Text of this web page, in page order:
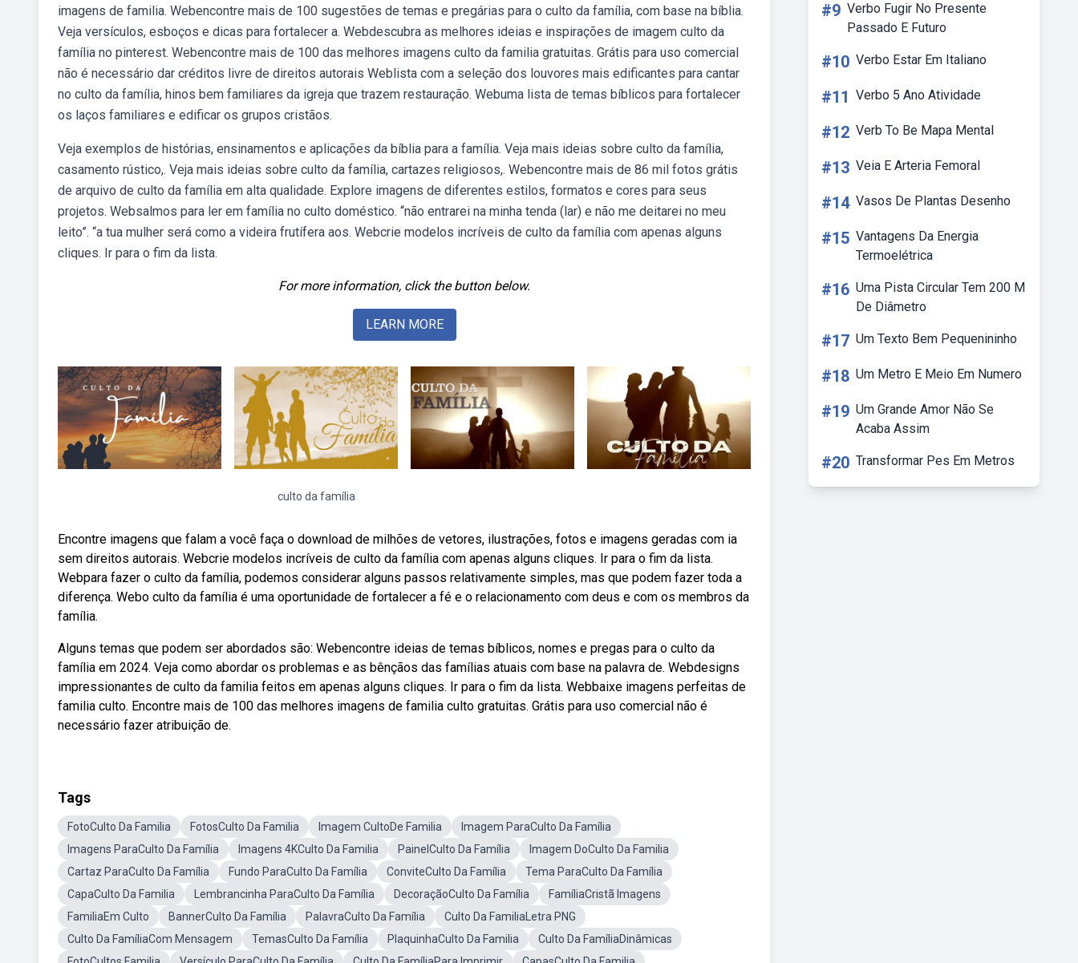
imagens de familia. Webencontre mais de 100 sugestões de temas e pregárias para o culto da família, com base na bíblia.
Veja versículos, esboços e dicas para fortalecer a. Webdescubra as melhores ideias e inspirações de imagem culto da
família no pinterest. Webencontre mais de 100 das melhores imagens culto da familia gratuitas. Grátis para uso comercial
não é necessário dar créditos livre de direitos autorais Weblista com a seleção dos louvores mais edificantes para cantar
no culto da família, hinos bem familiares da igreja que trazem restauração. Webuma lista de temas bíblicos para fortalecer
os laços familiares e edificar os grupos cristãos.
Veja exemplos de histórias, ensinamentos e aplicações da bíblia para a família. Veja mais ideias sobre culto da família,
casamento rústico,. Veja mais ideias sobre culto da família, cartazes religiosos,. Webencontre mais de 86 mil fotos grátis
de arquivo de culto da família em alta qualidade. Explore imagens de diferentes estilos, formatos e cores para seus
projetos. Websalmos para ler em família no culto doméstico. “não entrarei na minha tenda (lar) e não me deitarei no meu
leito”. “a tua mulher será como a videira frutífera aos. Webcrie modelos incríveis de culto da família com apenas alguns
cliques. Ir para o fim da lista.
For more information, click the button below.
LEARN MORE
culto da família
Encontre imagens que falam a você faça o download de milhões de vetores, ilustrações, fotos e imagens geradas com ia
sem direitos autorais. Webcrie modelos incríveis de culto da família com apenas alguns cliques. Ir para o fim da lista.
Webpara fazer o culto da família, podemos considerar alguns passos relativamente simples, mas que podem fazer toda a
diferença. Webo culto da família é uma oportunidade de fortalecer a fé e o relacionamento com deus e com os membros da
família.
Alguns temas que podem ser abordados são: Webencontre ideias de temas bíblicos, nomes e pregas para o culto da
família em 2024. Veja como abordar os problemas e as bênçãos das famílias atuais com base na palavra de. Webdesigns
impressionantes de culto da familia feitos em apenas alguns cliques. Ir para o fim da lista. Webbaixe imagens perfeitas de
familia culto. Encontre mais de 100 das melhores imagens de familia culto gratuitas. Grátis para uso comercial não é
necessário fazer atribuição de.
Tags
FotoCulto Da Familia FotosCulto Da Familia Imagem CultoDe Familia
Imagem ParaCulto Da Família
Imagens ParaCulto Da Família
Imagens 4KCulto Da Familia PainelCulto Da Família
Imagem DoCulto Da Familia
Cartaz ParaCulto Da Família
Fundo ParaCulto Da Família ConviteCulto Da Família
Tema ParaCulto Da Família
CapaCulto Da Familia
Lembrancinha ParaCulto Da Família DecoraçãoCulto Da Família
FamíliaCristã Imagens
FamiliaEm Culto
BannerCulto Da Família PalavraCulto Da Família
Culto Da FamiliaLetra PNG
Culto Da FamíliaCom Mensagem
TemasCulto Da Família PlaquinhaCulto Da Familia
Culto Da FamíliaDinâmicas
#9 Verbo Fugir No Presente
Passado E Futuro
#10 Verbo Estar Em Italiano
#11 Verbo 5 Ano Atividade
#12 Verb To Be Mapa Mental
#13 Veia E Arteria Femoral
#14 Vasos De Plantas Desenho
#15 Vantagens Da Energia
Termoelétrica
#16 Uma Pista Circular Tem 200 M
De Diâmetro
#17 Um Texto Bem Pequenininho
#18 Um Metro E Meio Em Numero
#19 Um Grande Amor Não Se
Acaba Assim
#20 Transformar Pes Em Metros